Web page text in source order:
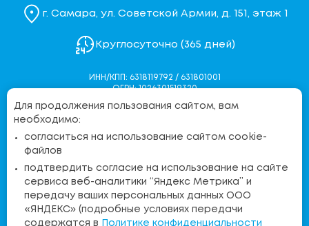
г. Самара, ул. Советской Армии, д. 151, этаж 1
Круглосуточно (365 дней)
ИНН/КПП: 6318119792 / 631801001
ОГРН: 1026301519320
Политика конфиденциальности
Согласие на обработку персональных данных через
Контакты контролирующих органов
Бесплатная линия:
Для продолжения пользования сайтом, вам
необходимо:
согласиться на использование сайтом cookie-
файлов
подтвердить согласие на использование на сайте
сервиса веб-аналитики “Яндекс Метрика” и
передачу ваших персональных данных ООО
«ЯНДЕКС» (подробные условиях передачи
содержатся в
Политике конфиденциальности